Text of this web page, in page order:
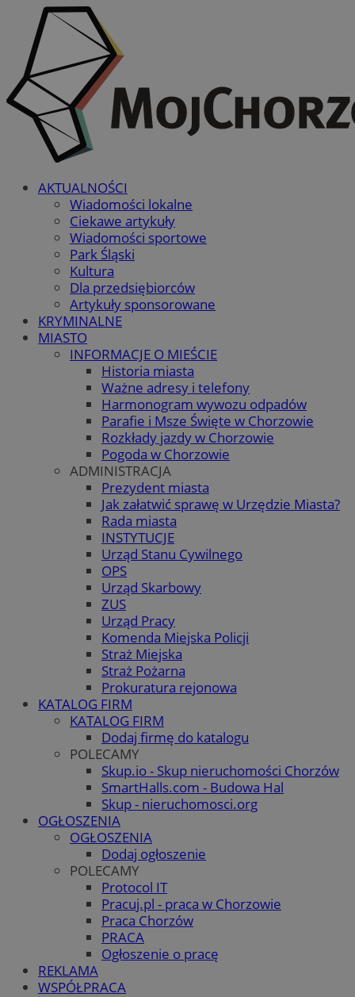
AKTUALNOŚCI
Wiadomości lokalne
Ciekawe artykuły
Wiadomości sportowe
Park Śląski
Kultura
Dla przedsiębiorców
Artykuły sponsorowane
KRYMINALNE
MIASTO
INFORMACJE O MIEŚCIE
Historia miasta
Ważne adresy i telefony
Harmonogram wywozu odpadów
Parafie i Msze Święte w Chorzowie
Rozkłady jazdy w Chorzowie
Pogoda w Chorzowie
ADMINISTRACJA
Prezydent miasta
Jak załatwić sprawę w Urzędzie Miasta?
Rada miasta
INSTYTUCJE
Urząd Stanu Cywilnego
OPS
Urząd Skarbowy
ZUS
Urząd Pracy
Komenda Miejska Policji
Straż Miejska
Straż Pożarna
Prokuratura rejonowa
KATALOG FIRM
KATALOG FIRM
Dodaj firmę do katalogu
POLECAMY
Skup.io - Skup nieruchomości Chorzów
SmartHalls.com - Budowa Hal
Skup - nieruchomosci.org
OGŁOSZENIA
OGŁOSZENIA
Dodaj ogłoszenie
POLECAMY
Protocol IT
Pracuj.pl - praca w Chorzowie
Praca Chorzów
PRACA
Ogłoszenie o pracę
REKLAMA
WSPÓŁPRACA